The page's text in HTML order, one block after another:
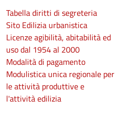
Tabella diritti di segreteria
Sito Edilizia urbanistica
Licenze agibilità, abitabilità ed
uso dal 1954 al 2000
Modalità di pagamento
Modulistica unica regionale per
le attività produttive e
l'attività edilizia